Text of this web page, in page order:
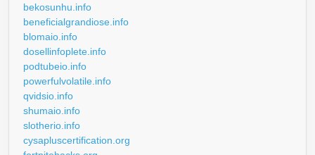
bekosunhu.info
beneficialgrandiose.info
blomaio.info
dosellinfoplete.info
podtubeio.info
powerfulvolatile.info
qvidsio.info
shumaio.info
slotherio.info
cysapluscertification.org